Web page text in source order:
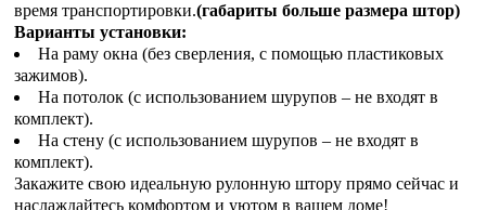
время транспортировки.(габариты больше размера штор)
Варианты установки:
На раму окна (без сверления, с помощью пластиковых
зажимов).
На потолок (с использованием шурупов – не входят в
комплект).
На стену (с использованием шурупов – не входят в
комплект).
Закажите свою идеальную рулонную штору прямо сейчас и
наслаждайтесь комфортом и уютом в вашем доме!